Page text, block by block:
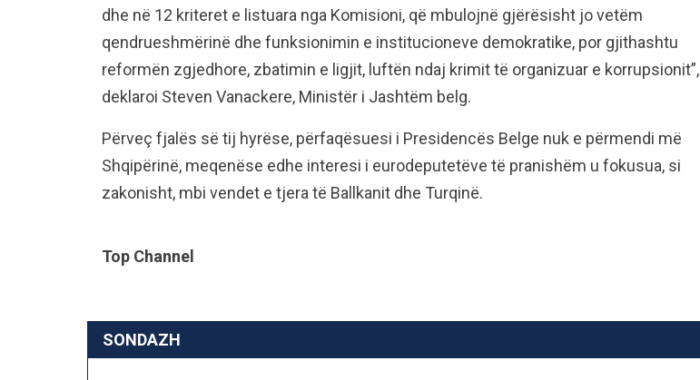
dhe në 12 kriteret e listuara nga Komisioni, që mbulojnë gjërësisht jo vetëm
qendrueshmërinë dhe funksionimin e institucioneve demokratike, por gjithashtu
reformën zgjedhore, zbatimin e ligjit, luftën ndaj krimit të organizuar e korrupsionit”,
deklaroi Steven Vanackere, Ministër i Jashtëm belg.
Përveç fjalës së tij hyrëse, përfaqësuesi i Presidencës Belge nuk e përmendi më
Shqipërinë, meqenëse edhe interesi i eurodeputetëve të pranishëm u fokusua, si
zakonisht, mbi vendet e tjera të Ballkanit dhe Turqinë.
Top Channel
SONDAZH